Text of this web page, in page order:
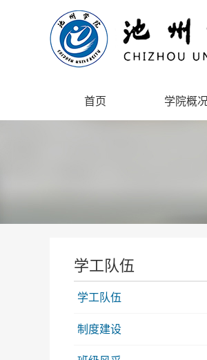
首页 学院概
学工队伍
学工队伍
制度建设